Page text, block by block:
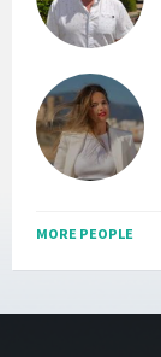
MORE PEOPLE